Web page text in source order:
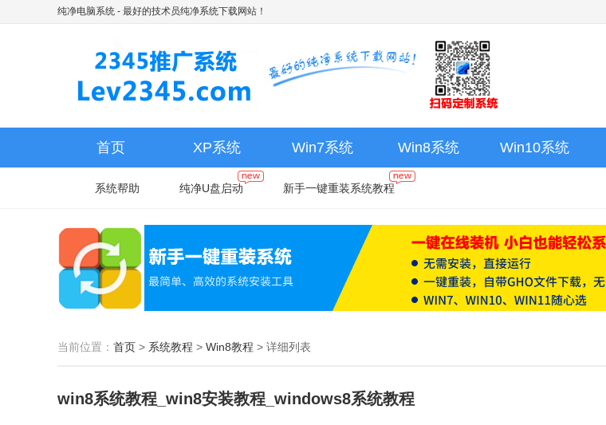
纯净电脑系统 - 最好的技术员纯净系统下载网站！
首页 XP系统 Win7系统 Win8系统 Win10系统
系统帮助 纯净U盘启动 新手一键重装系统教程
当前位置： 首页 > 系统教程 > Win8教程 > 详细列表
win8系统教程_win8安装教程_windows8系统教程